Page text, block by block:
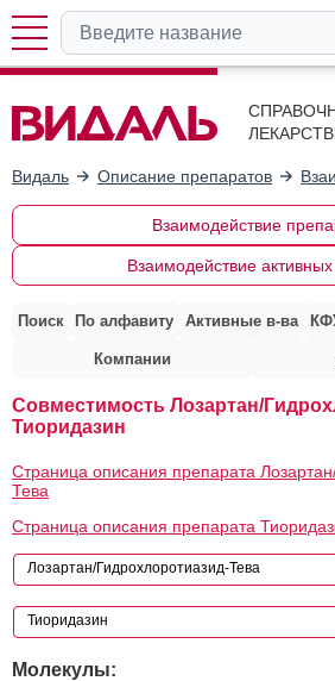
Видаль Описание препаратов
Взаимодействие
Взаимодействие
Поиск По алфавиту Активные в-ва
Компании
Совместимость Лозартан/
Тиоридазин
Страница описания препарата
Тева
Страница описания препарата
Молекулы: